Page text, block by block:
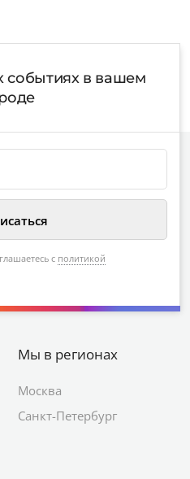
событиях в вашем
с политикой
Мы в регионах
Москва
Санкт-Петербург